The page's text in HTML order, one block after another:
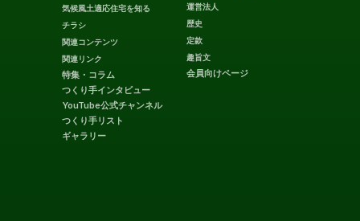
特集・コラム
つくり手インタビュー
YouTube公式チャンネル
つくり手リスト
ギャラリー
気候風土適応住宅を知る
チラシ
関連コンテンツ
関連リンク
運営法人
歴史
定款
趣旨文
会員向けページ